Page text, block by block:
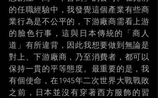
的任職經驗中，我發覺這個產業有些商
業行為是不公平的，下游廠商需看上游
的臉色行事，這與日本傳統的「商人
道」有所違背，因此我想要做到無論是
對上、下游廠商，乃至消費者，都可以
保持一貫的平等態度。最重要的是，我
有個使命，在1945年二次世界大戰戰敗
之前，日本並沒有穿著西方服飾的習